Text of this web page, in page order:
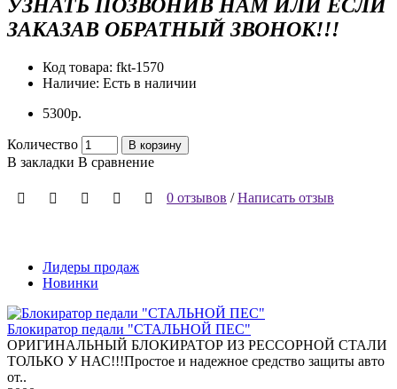
УЗНАТЬ ПОЗВОНИВ НАМ ИЛИ ЕСЛИ
ЗАКАЗАВ ОБРАТНЫЙ ЗВОНОК!!!
Код товара: fkt-1570
Наличие: Есть в наличии
5300р.
Количество В корзину
В закладки В сравнение
0 отзывов /Написать отзыв
Лидеры продаж
Новинки
Блокиратор педали "СТАЛЬНОЙ ПЕС"
ОРИГИНАЛЬНЫЙ БЛОКИРАТОР ИЗ РЕССОРНОЙ СТАЛИ
ТОЛЬКО У НАС!!!Простое и надежное средство защиты авто
от..